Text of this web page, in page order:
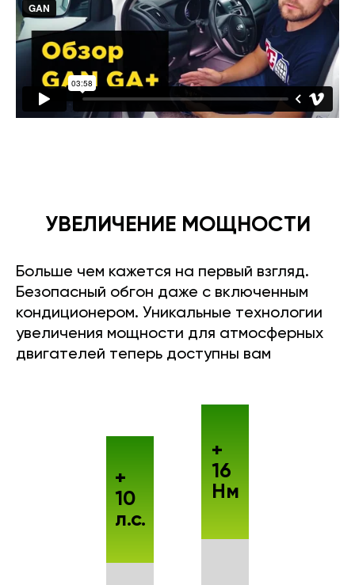
УВЕЛИЧЕНИЕ МОЩНОСТИ
Больше чем кажется на первый взгляд.
Безопасный обгон даже с включенным
кондиционером. Уникальные технологии
увеличения мощности для атмосферных
двигателей теперь доступны вам
+
10
л.с.
+
16
Нм